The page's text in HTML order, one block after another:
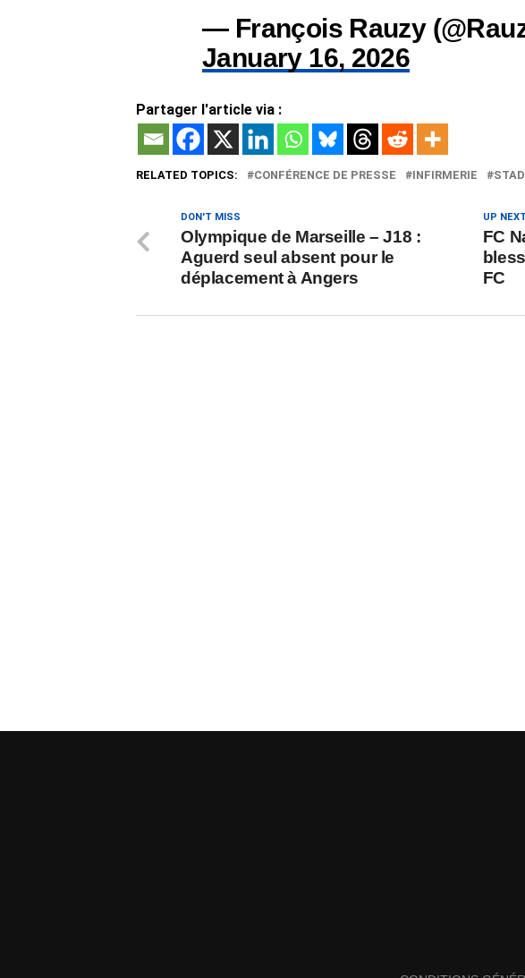
— François Rauzy
January 16, 2026
Partager l'article via :
RELATED TOPICS: CONFÉRENCE DE PRESSE INFIRMERIE
UP NEXT
FC
FC
DON'T MISS
Olympique de Marseille – J18 :
Aguerd seul absent pour le
déplacement à Angers